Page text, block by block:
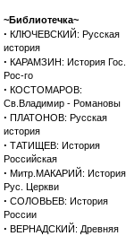
~Библиотечка~
· КЛЮЧЕВСКИЙ: Русская
история
· КАРАМЗИН: История Гос.
Рос-го
· КОСТОМАРОВ:
Св.Владимир - Романовы
· ПЛАТОНОВ: Русская
история
· ТАТИЩЕВ: История
Российская
· Митр.МАКАРИЙ: История
Рус. Церкви
· СОЛОВЬЕВ: История
России
· ВЕРНАДСКИЙ: Древняя